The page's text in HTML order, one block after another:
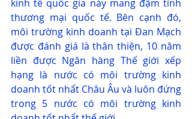
kinh tế quốc gia này mang đậm tính
thương mại quốc tế. Bên cạnh đó,
môi trường kinh doanh tại Đan Mạch
được đánh giá là thân thiện, 10 năm
liền được Ngân hàng Thế giới xếp
hạng là nước có môi trường kinh
doanh tốt nhất Châu Âu và luôn đứng
trong 5 nước có môi trường kinh